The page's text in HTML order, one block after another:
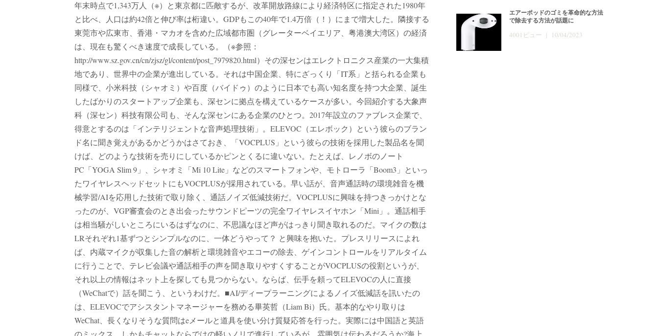
年末時点で1,343万人（※）と東京都に匹敵するが、改革開放路線により経済特区に指定された1980年
と比べ、人口は約42倍と伸び率は桁違い。GDPもこの40年で1.4万倍（！）にまで増大した。隣接する
東莞市や広東市、香港・マカオを含めた広域都市圏（グレーターベイエリア、粤港澳大湾区）の経済
は、現在も驚くべき速度で成長している。（※参照：
http://www.sz.gov.cn/cn/zjsz/gl/content/post_7979820.html）その深センはエレクトロニクス産業の一大集積
地であり、世界中の企業が進出している。それは中国企業、特にざっくり「IT系」と括られる企業も
同様で、小米科技（シャオミ）や百度（バイドゥ）のように日本でも高い知名度を持つ大企業、誕生
したばかりのスタートアップ企業も、深センに拠点を構えているケースが多い。今回紹介する大象声
科（深セン）科技有限公司も、そんな深センにある企業のひとつ。2017年設立のファブレス企業で、
得意とするのは「インテリジェントな音声処理技術」。ELEVOC（エレボック）という彼らのブラン
ド名に聞き覚えがあるかどうかはさておき、「VOCPLUS」という彼らの技術を採用した製品名を聞
けば、どのような技術を売りにしているかピンとくるに違いない。たとえば、レノボのノート
PC「YOGA Slim 9」、シャオミ「Mi 10 Lite」などのスマートフォンや、モトローラ「Boom3」といっ
たワイヤレスヘッドセットにもVOCPLUSが採用されている。早い話が、音声通話時の環境雑音を機
械学習/AIを応用した技術で取り除く、通話ノイズ低減技術だ。VOCPLUSに興味を持つきっかけとな
ったのが、VGP審査会のとき出会ったサウンドピーツの完全ワイヤレスイヤホン「Mini」。通話相手
は相当騒がしいところにいるはずなのに、不思議なほど声がはっきり聞き取れるのだ。マイクの数は
LRそれぞれ1基ずつとシンプルなのに、一体どうやって？ と興味を抱いた。プレスリリースによれ
ば、内蔵マイクが収集した音の解析と環境雑音やエコーの除去、ゲインコントロールをリアルタイム
に行うことで、テレビ会議や通話相手の声を聞き取りやすくすることがVOCPLUSの役割というが、
それ以上の情報はネット上を探しても見つからない。ならば、伝手を頼ってELEVOCの人に直接
（WeChatで）話を聞こう、というわけだ。■AI/ディープラーニングによるノイズ低減話を訊いたの
は、ELEVOCでアシスタントマネージャーを務める畢英哲（Liam Bi）氏。基本的なやり取りは
WeChat、長くなりそうな質問はeメールと道具を使い分け質疑応答を行った。実際には中国語と英語
のミックス、しかもチャットならではの軽いノリで進行しているが、雰囲気は伝わるだろうか?海上
エアーポッドのゴミを革命的な方法
で除去する方法が話題に
4001ビュー | 10/04/2023